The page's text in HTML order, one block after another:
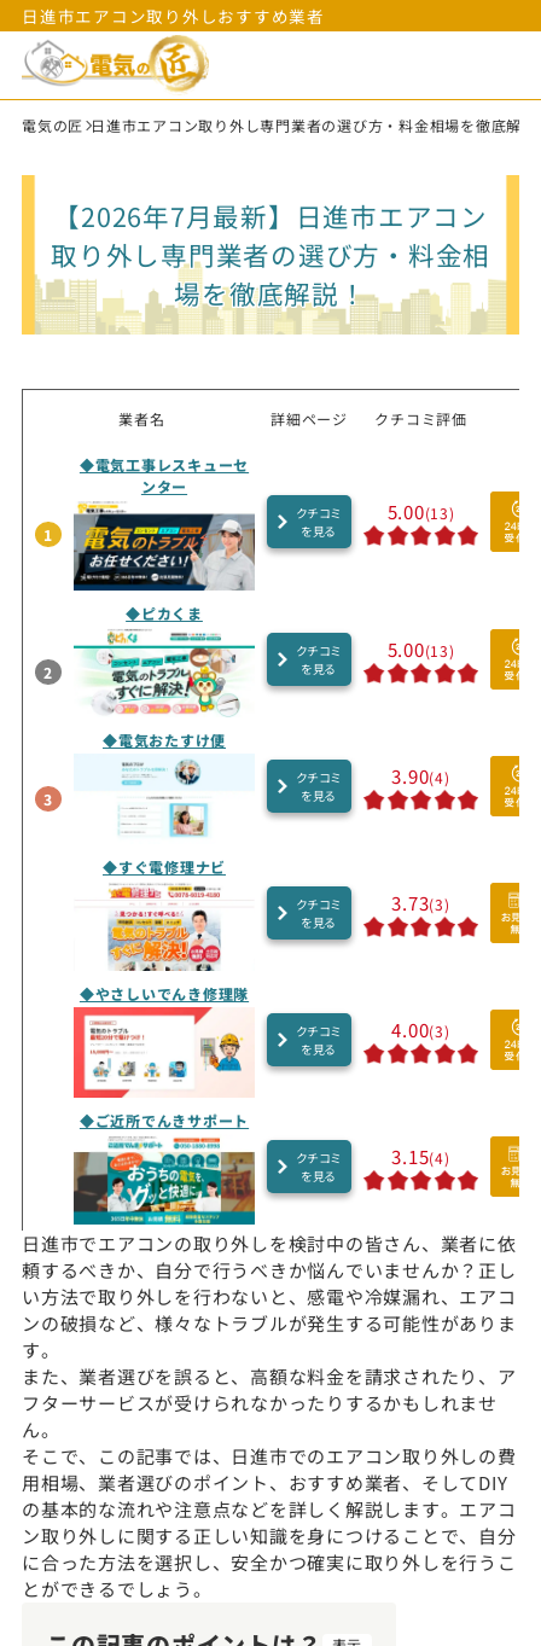
日進市エアコン取り外しおすすめ業者
電気の匠 日進市エアコン取り外し専門業者の選び方・料金相場を徹底解説
【2026年7月最新】日進市エアコン
取り外し専門業者の選び方・料金相
場を徹底解説！
業者名 詳細ページ クチコミ評価
1
◆電気工事レスキューセ
ンター
クチコミ
を見る
5.00(13)
2
◆ピカくま
クチコミ
を見る
5.00(13)
3
◆電気おたすけ便
クチコミ
を見る
3.90(4)
◆すぐ電修理ナビ
クチコミ
を見る
3.73(3)
◆やさしいでんき修理隊
クチコミ
を見る
4.00(3)
◆ご近所でんきサポート
クチコミ
を見る
3.15(4)
日進市でエアコンの取り外しを検討中の皆さん、業者に依
頼するべきか、自分で行うべきか悩んでいませんか？正し
い方法で取り外しを行わないと、感電や冷媒漏れ、エアコ
ンの破損など、様々なトラブルが発生する可能性がありま
す。
また、業者選びを誤ると、高額な料金を請求されたり、ア
フターサービスが受けられなかったりするかもしれませ
ん。
そこで、この記事では、日進市でのエアコン取り外しの費
用相場、業者選びのポイント、おすすめ業者、そしてDIY
の基本的な流れや注意点などを詳しく解説します。エアコ
ン取り外しに関する正しい知識を身につけることで、自分
に合った方法を選択し、安全かつ確実に取り外しを行うこ
とができるでしょう。